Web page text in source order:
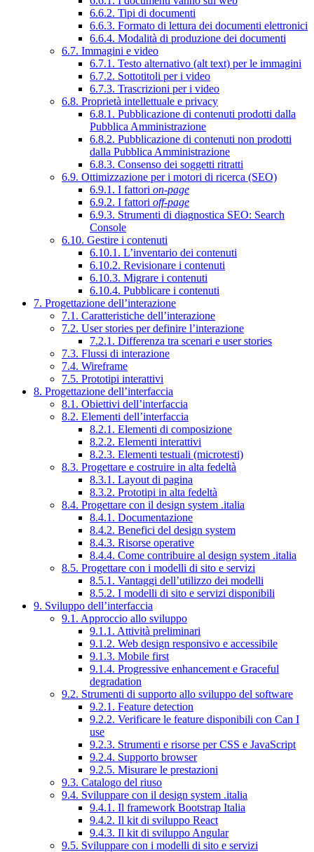
6.6.2. Tipi di documenti
6.6.3. Formato di lettura dei documenti elettronici
6.6.4. Modalità di produzione dei documenti
6.7. Immagini e video
6.7.1. Testo alternativo (alt text) per le immagini
6.7.2. Sottotitoli per i video
6.7.3. Trascrizioni per i video
6.8. Proprietà intellettuale e privacy
6.8.1. Pubblicazione di contenuti prodotti dalla
Pubblica Amministrazione
6.8.2. Pubblicazione di contenuti non prodotti
dalla Pubblica Amministrazione
6.8.3. Consenso dei soggetti ritratti
6.9. Ottimizzazione per i motori di ricerca (SEO)
6.9.1. I fattori on-page
6.9.2. I fattori off-page
6.9.3. Strumenti di diagnostica SEO: Search
Console
6.10. Gestire i contenuti
6.10.1. L’inventario dei contenuti
6.10.2. Revisionare i contenuti
6.10.3. Migrare i contenuti
6.10.4. Pubblicare i contenuti
7. Progettazione dell’interazione
7.1. Caratteristiche dell’interazione
7.2. User stories per definire l’interazione
7.2.1. Differenza tra scenari e user stories
7.3. Flussi di interazione
7.4. Wireframe
7.5. Prototipi interattivi
8. Progettazione dell’interfaccia
8.1. Obiettivi dell’interfaccia
8.2. Elementi dell’interfaccia
8.2.1. Elementi di composizione
8.2.2. Elementi interattivi
8.2.3. Elementi testuali (microtesti)
8.3. Progettare e costruire in alta fedeltà
8.3.1. Layout di pagina
8.3.2. Prototipi in alta fedeltà
8.4. Progettare con il design system .italia
8.4.1. Documentazione
8.4.2. Benefici del design system
8.4.3. Risorse operative
8.4.4. Come contribuire al design system .italia
8.5. Progettare con i modelli di sito e servizi
8.5.1. Vantaggi dell’utilizzo dei modelli
8.5.2. I modelli di sito e servizi disponibili
9. Sviluppo dell’interfaccia
9.1. Approccio allo sviluppo
9.1.1. Attività preliminari
9.1.2. Web design responsivo e accessibile
9.1.3. Mobile first
9.1.4. Progressive enhancement e Graceful
degradation
9.2. Strumenti di supporto allo sviluppo del software
9.2.1. Feature detection
9.2.2. Verificare le feature disponibili con Can I
use
9.2.3. Strumenti e risorse per CSS e JavaScript
9.2.4. Supporto browser
9.2.5. Misurare le prestazioni
9.3. Catalogo del riuso
9.4. Sviluppare con il design system .italia
9.4.1. Il framework Bootstrap Italia
9.4.2. Il kit di sviluppo React
9.4.3. Il kit di sviluppo Angular
9.5. Sviluppare con i modelli di sito e servizi